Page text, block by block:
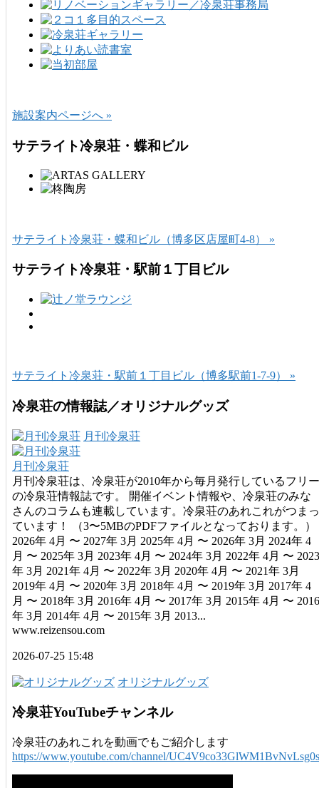
施設案内ページへ »
サテライト冷泉荘・蝶和ビル
サテライト冷泉荘・蝶和ビル（博多区店屋町4-8） »
サテライト冷泉荘・駅前１丁目ビル
サテライト冷泉荘・駅前１丁目ビル（博多駅前1-7-9） »
冷泉荘の情報誌／オリジナルグッズ
月刊冷泉荘
月刊冷泉荘
月刊冷泉荘は、冷泉荘が2010年から毎月発行しているフリー
の冷泉荘情報誌です。 開催イベント情報や、冷泉荘のみな
さんのコラムも連載しています。冷泉荘のあれこれがつまっ
ています！ （3〜5MBのPDFファイルとなっております。）
2026年 4月 〜 2027年 3月 2025年 4月 〜 2026年 3月 2024年 4
月 〜 2025年 3月 2023年 4月 〜 2024年 3月 2022年 4月 〜 2023
年 3月 2021年 4月 〜 2022年 3月 2020年 4月 〜 2021年 3月
2019年 4月 〜 2020年 3月 2018年 4月 〜 2019年 3月 2017年 4
月 〜 2018年 3月 2016年 4月 〜 2017年 3月 2015年 4月 〜 2016
年 3月 2014年 4月 〜 2015年 3月 2013...
www.reizensou.com
2026-07-25 15:48
オリジナルグッズ
冷泉荘YouTubeチャンネル
冷泉荘のあれこれを動画でもご紹介します
https://www.youtube.com/channel/